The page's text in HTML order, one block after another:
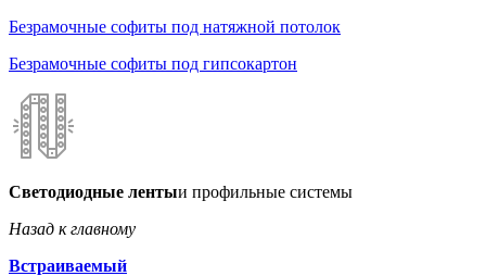
Безрамочные софиты под натяжной потолок
Безрамочные софиты под гипсокартон
Светодиодные лентыи профильные системы
Назад к главному
Встраиваемый